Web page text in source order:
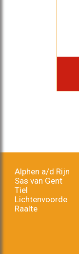
Alphen a/d Rijn
Sas van Gent
Tiel
Lichtenvoorde
Raalte